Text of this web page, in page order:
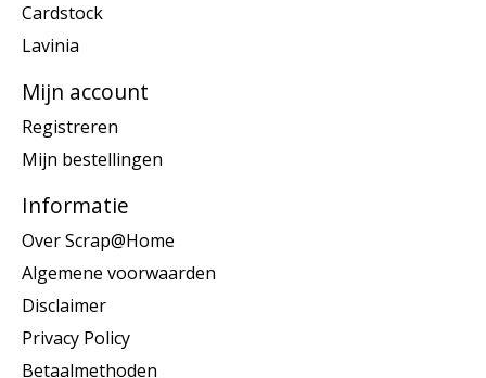
Cardstock
Lavinia
Mijn account
Registreren
Mijn bestellingen
Informatie
Over Scrap@Home
Algemene voorwaarden
Disclaimer
Privacy Policy
Betaalmethoden